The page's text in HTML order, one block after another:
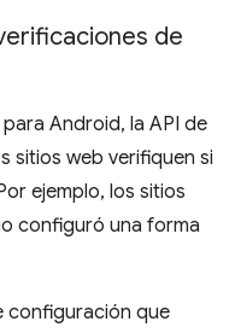
de
Android, la API de
sitios web verifiquen si
ejemplo, los sitios
configuró una forma
configuración que